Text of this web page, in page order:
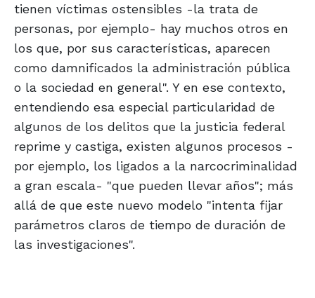
tienen víctimas ostensibles -la trata de
personas, por ejemplo- hay muchos otros en
los que, por sus características, aparecen
como damnificados la administración pública
o la sociedad en general". Y en ese contexto,
entendiendo esa especial particularidad de
algunos de los delitos que la justicia federal
reprime y castiga, existen algunos procesos -
por ejemplo, los ligados a la narcocriminalidad
a gran escala- "que pueden llevar años"; más
allá de que este nuevo modelo "intenta fijar
parámetros claros de tiempo de duración de
las investigaciones".